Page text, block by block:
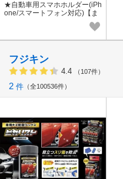
★自動車用スマホホルダー(iPh
one/スマートフォン対応)【ま
フジキン
4.4 （107件）
2 件 全100536件